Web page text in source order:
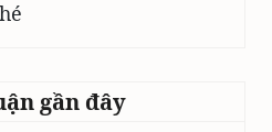
gần đây